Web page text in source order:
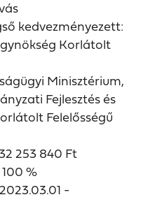
kedvezményezett:
Korlátolt
Minisztérium,
Fejlesztés és
Felelősségű
253 840 Ft
%
-